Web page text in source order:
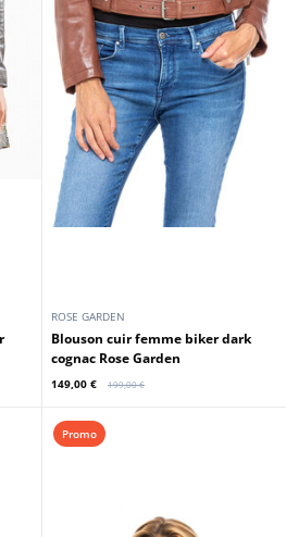
ROSE GARDEN
Blouson cuir femme biker dark
cognac Rose Garden
149,00 € 199,00 €
Promo